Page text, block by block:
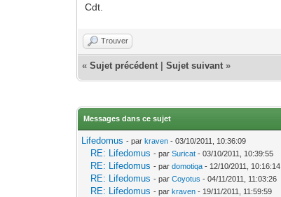
Cdt.
Trouver
«Sujet précédent |Sujet suivant »
Messages dans ce sujet
Lifedomus - parkraven - 03/10/2011, 10:36:09
RE: Lifedomus - parSuricat - 03/10/2011, 10:39:55
RE: Lifedomus - pardomotiqa - 12/10/2011, 10:16:14
RE: Lifedomus - parCoyotus - 04/11/2011, 11:03:26
RE: Lifedomus - parkraven - 19/11/2011, 11:59:59